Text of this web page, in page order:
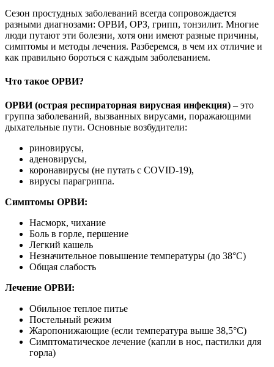
Сезон простудных заболеваний всегда сопровождается
разными диагнозами: ОРВИ, ОРЗ, грипп, тонзилит. Многие
люди путают эти болезни, хотя они имеют разные причины,
симптомы и методы лечения. Разберемся, в чем их отличие и
как правильно бороться с каждым заболеванием.
Что такое ОРВИ?
ОРВИ (острая респираторная вирусная инфекция) – это
группа заболеваний, вызванных вирусами, поражающими
дыхательные пути. Основные возбудители:
риновирусы,
аденовирусы,
коронавирусы (не путать с COVID-19),
вирусы парагриппа.
Симптомы ОРВИ:
Насморк, чихание
Боль в горле, першение
Легкий кашель
Незначительное повышение температуры (до 38°C)
Общая слабость
Лечение ОРВИ:
Обильное теплое питье
Постельный режим
Жаропонижающие (если температура выше 38,5°C)
Симптоматическое лечение (капли в нос, пастилки для
горла)